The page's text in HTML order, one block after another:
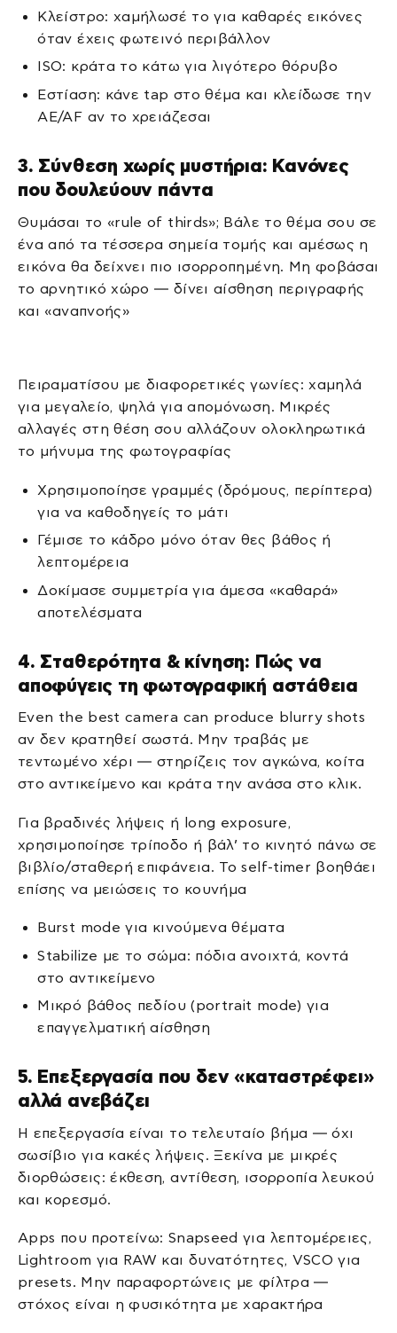
Κλείστρο: χαμήλωσέ το για καθαρές εικόνες
όταν έχεις φωτεινό περιβάλλον
ISO: κράτα το κάτω για λιγότερο θόρυβο
Εστίαση: κάνε tap στο θέμα και κλείδωσε την
AE/AF αν το χρειάζεσαι
3. Σύνθεση χωρίς μυστήρια: Κανόνες
που δουλεύουν πάντα
Θυμάσαι το «rule of thirds»; Βάλε το θέμα σου σε
ένα από τα τέσσερα σημεία τομής και αμέσως η
εικόνα θα δείχνει πιο ισορροπημένη. Μη φοβάσαι
το αρνητικό χώρο — δίνει αίσθηση περιγραφής
και «αναπνοής»
Πειραματίσου με διαφορετικές γωνίες: χαμηλά
για μεγαλείο, ψηλά για απομόνωση. Μικρές
αλλαγές στη θέση σου αλλάζουν ολοκληρωτικά
το μήνυμα της φωτογραφίας
Χρησιμοποίησε γραμμές (δρόμους, περίπτερα)
για να καθοδηγείς το μάτι
Γέμισε το κάδρο μόνο όταν θες βάθος ή
λεπτομέρεια
Δοκίμασε συμμετρία για άμεσα «καθαρά»
αποτελέσματα
4. Σταθερότητα & κίνηση: Πώς να
αποφύγεις τη φωτογραφική αστάθεια
Even the best camera can produce blurry shots
αν δεν κρατηθεί σωστά. Μην τραβάς με
τεντωμένο χέρι — στηρίζεις τον αγκώνα, κοίτα
στο αντικείμενο και κράτα την ανάσα στο κλικ.
Για βραδινές λήψεις ή long exposure,
χρησιμοποίησε τρίποδο ή βάλ’ το κινητό πάνω σε
βιβλίο/σταθερή επιφάνεια. Το self-timer βοηθάει
επίσης να μειώσεις το κουνήμα
Burst mode για κινούμενα θέματα
Stabilize με το σώμα: πόδια ανοιχτά, κοντά
στο αντικείμενο
Μικρό βάθος πεδίου (portrait mode) για
επαγγελματική αίσθηση
5. Επεξεργασία που δεν «καταστρέφει»
αλλά ανεβάζει
Η επεξεργασία είναι το τελευταίο βήμα — όχι
σωσίβιο για κακές λήψεις. Ξεκίνα με μικρές
διορθώσεις: έκθεση, αντίθεση, ισορροπία λευκού
και κορεσμό.
Apps που προτείνω: Snapseed για λεπτομέρειες,
Lightroom για RAW και δυνατότητες, VSCO για
presets. Μην παραφορτώνεις με φίλτρα —
στόχος είναι η φυσικότητα με χαρακτήρα